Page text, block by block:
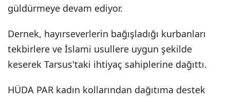
güldürmeye devam ediyor.
Dernek, hayırseverlerin bağışladığı kurbanları
tekbirlere ve İslami usullere uygun şekilde
keserek Tarsus'taki ihtiyaç sahiplerine dağıttı.
HÜDA PAR kadın kollarından dağıtıma destek